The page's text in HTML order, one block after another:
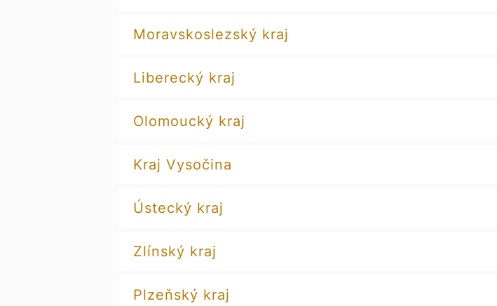
Moravskoslezský kraj
Liberecký kraj
Olomoucký kraj
Kraj Vysočina
Ústecký kraj
Zlínský kraj
Plzeňský kraj